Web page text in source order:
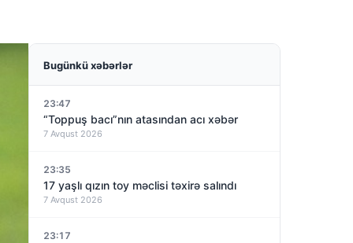
Bugünkü xəbərlər
23:47
“Toppuş bacı”nın atasından acı xəbər
7 Avqust 2026
23:35
17 yaşlı qızın toy məclisi təxirə salındı
7 Avqust 2026
23:17